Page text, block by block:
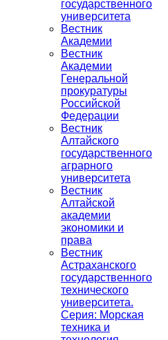
государственного
университета
Вестник
Академии
Вестник
Академии
Генеральной
прокуратуры
Российской
Федерации
Вестник
Алтайского
государственного
аграрного
университета
Вестник
Алтайской
академии
экономики и
права
Вестник
Астраханского
государственного
технического
университета.
Серия: Морская
техника и